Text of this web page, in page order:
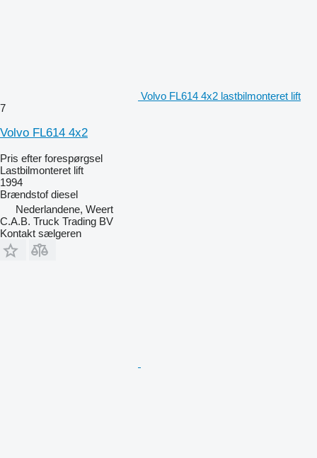
Volvo FL614 4x2 lastbilmonteret lift
7
Volvo FL614 4x2
Pris efter forespørgsel
Lastbilmonteret lift
1994
Brændstof diesel
Nederlandene, Weert
C.A.B. Truck Trading BV
Kontakt sælgeren